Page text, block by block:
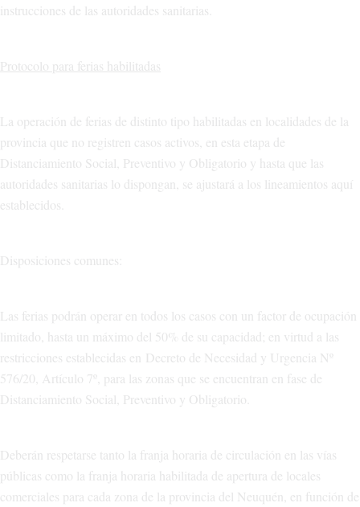
instrucciones de las autoridades sanitarias.
Protocolo para ferias habilitadas
La operación de ferias de distinto tipo habilitadas en localidades de la
provincia que no registren casos activos, en esta etapa de
Distanciamiento Social, Preventivo y Obligatorio y hasta que las
autoridades sanitarias lo dispongan, se ajustará a los lineamientos aquí
establecidos.
Disposiciones comunes:
Las ferias podrán operar en todos los casos con un factor de ocupación
limitado, hasta un máximo del 50% de su capacidad; en virtud a las
restricciones establecidas en Decreto de Necesidad y Urgencia Nº
576/20, Artículo 7º, para las zonas que se encuentran en fase de
Distanciamiento Social, Preventivo y Obligatorio.
Deberán respetarse tanto la franja horaria de circulación en las vías
públicas como la franja horaria habilitada de apertura de locales
comerciales para cada zona de la provincia del Neuquén, en función de